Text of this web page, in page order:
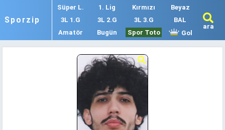
Sporzip
Süper L. 1. Lig Kırmızı
Beyaz
3L 1.G
3L 2.G 3L 3.G
BAL
Amatör
Bugün Spor Toto Gol
ara